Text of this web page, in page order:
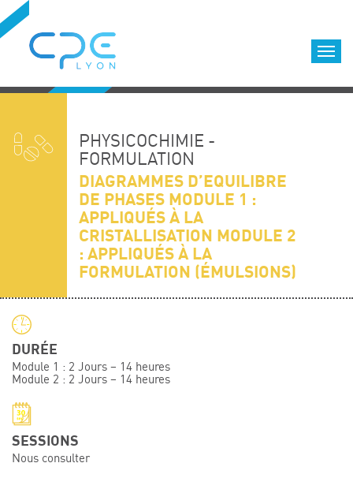
Formations diplômantes
Infos pratiques
Déroulement des formations
Equipe
Nous choisir
Nos locaux
LOCATION DE SALLES DE FORMATION
Événements
FRENCH-CHINESE CONFERENCE ON GREEN
CHEMISTRY
PHYSICOCHIMIE -
FORMULATION
DIAGRAMMES D’EQUILIBRE
DE PHASES MODULE 1 :
APPLIQUÉS À LA
CRISTALLISATION MODULE 2
: APPLIQUÉS À LA
FORMULATION (ÉMULSIONS)
DURÉE
Module 1 : 2 Jours – 14 heures
Module 2 : 2 Jours – 14 heures
SESSIONS
Nous consulter
Cookies management panel